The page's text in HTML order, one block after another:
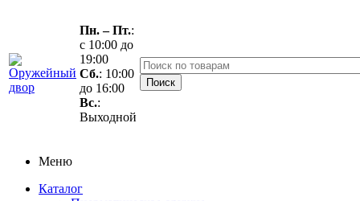
Пн. – Пт.:
с 10:00 до
19:00
Сб.: 10:00
до 16:00
Вс.:
Выходной
Меню
Каталог